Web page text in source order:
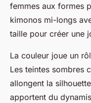
femmes aux formes
kimonos mi-longs
taille pour créer une
La couleur joue un
Les teintes sombres
allongent la
apportent du